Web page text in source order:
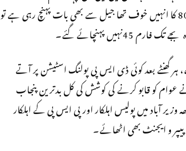
پریزائیڈنگ آفیسر سے دستخط کرائے گئے، قیدی نمبر 804 کا انہیں خوف تھا جیل سے بھی بات پہنچ رہی ہے تو
پہنچائے گئے۔
گھنٹے بعد کوئی ڈی ایس پی پولنگ اسٹیشن پر آتے
کو قابو کرنے کی کوشش کی کل بدترین پنجاب
آباد میں پولیس اہلکار اور پی ایس پی کے اہلکار
و ایجنٹ بھی اٹھائے۔